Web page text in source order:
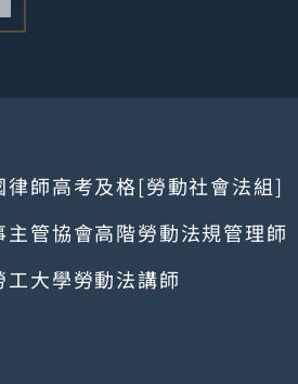
律師高考及格[勞動社會法組]
主管協會高階勞動法規管理師
工大學勞動法講師